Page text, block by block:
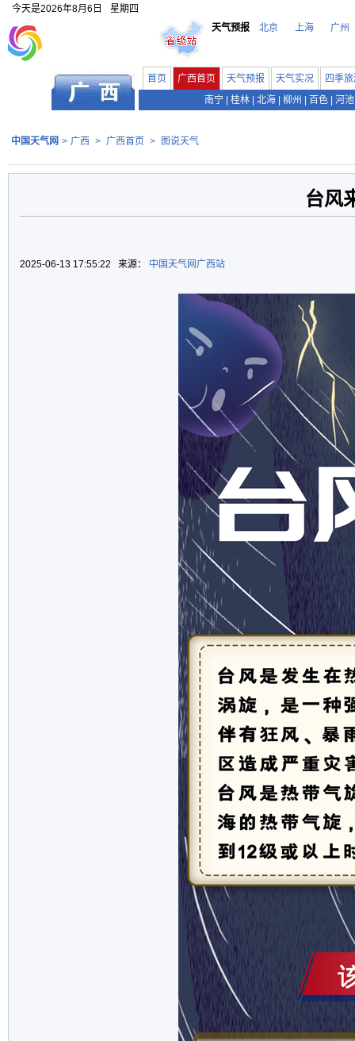
今天是2026年8月6日
星期四
天气预报
北京 上海 广州
首页 广西首页 天气预报 天气实况
四季
南宁
桂林 北海 柳州 百色 河池
中国天气网 > 广西 > 广西首页 > 图说天气
台风
2025-06-13 17:55:22 来源： 中国天气网广西站